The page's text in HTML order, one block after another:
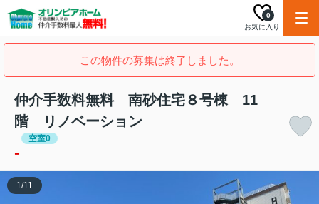
お気に入り
0
この物件の募集は終了しました。
仲介手数料無料 南砂住宅８号棟 11
階 リノベーション
空室0
-
1/11